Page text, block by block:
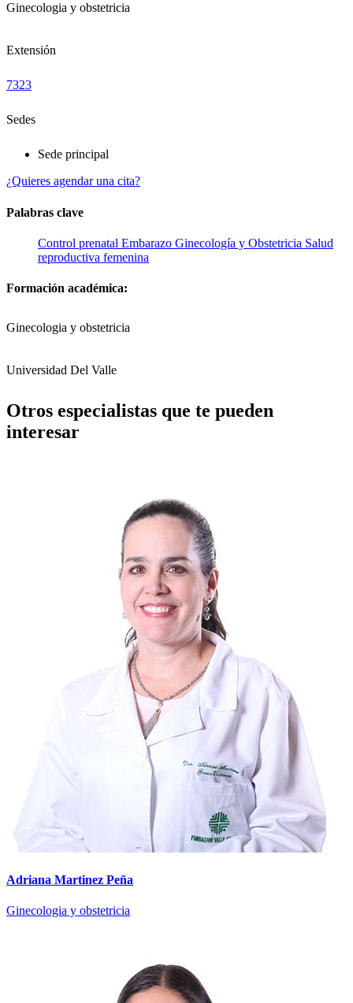
Ginecologia y obstetricia
Extensión
7323
Sedes
Sede principal
¿Quieres agendar una cita?
Palabras clave
Control prenatal Embarazo Ginecología y Obstetricia Salud
reproductiva femenina
Formación académica:
Ginecologia y obstetricia
Universidad Del Valle
Otros especialistas que te pueden
interesar
Adriana Martinez Peña
Ginecologia y obstetricia